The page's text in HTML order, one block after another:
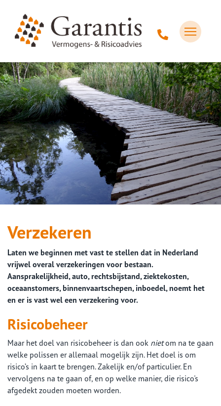
Verzekeren
Laten we beginnen met vast te stellen dat in Nederland
vrijwel overal verzekeringen voor bestaan.
Aansprakelijkheid, auto, rechtsbijstand, ziektekosten,
oceaanstomers, binnenvaartschepen, inboedel, noemt het
en er is vast wel een verzekering voor.
Risicobeheer
Maar het doel van risicobeheer is dan ook nietom na te gaan
welke polissen er allemaal mogelijk zijn. Het doel is om
risico’s in kaart te brengen. Zakelijk en/of particulier. En
vervolgens na te gaan of, en op welke manier, die risico's
afgedekt zouden moeten worden.